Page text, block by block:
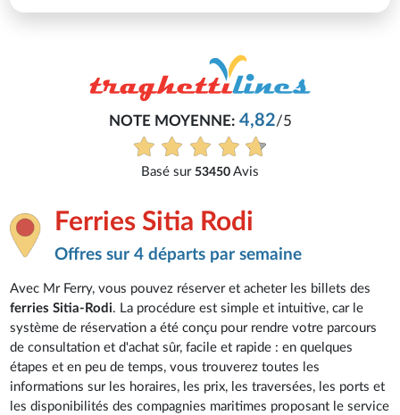
NOTE MOYENNE:4,82/5
Basé sur 53450 Avis
Ferries Sitia Rodi
Offres sur 4 départs par semaine
Avec Mr Ferry, vous pouvez réserver et acheter les billets des
ferries Sitia-Rodi. La procédure est simple et intuitive, car le
système de réservation a été conçu pour rendre votre parcours
de consultation et d'achat sûr, facile et rapide : en quelques
étapes et en peu de temps, vous trouverez toutes les
informations sur les horaires, les prix, les traversées, les ports et
les disponibilités des compagnies maritimes proposant le service